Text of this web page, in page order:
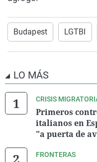
Budapest LGTBI
LO MÁS
CRISIS
Primeros
italianos en
"a puerta de
FRONTERAS